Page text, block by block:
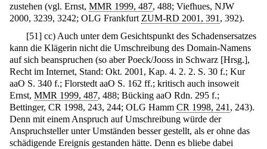
zustehen (vgl. Ernst, MMR 1999, 487, 488; Viefhues, NJW
2000, 3239, 3242; OLG Frankfurt ZUM-RD 2001, 391 , 392).
[51] cc) Auch unter dem Gesichtspunkt des Schadensersatzes
kann die Klägerin nicht die Umschreibung des Domain-Namens
auf sich beanspruchen (so aber Poeck/Jooss in Schwarz [Hrsg.],
Recht im Internet, Stand: Okt. 2001, Kap. 4. 2. 2. S. 30 f.; Kur
aaO S. 340 f.; Florstedt aaO S. 162 ff.; kritisch auch insoweit
Ernst, MMR 1999, 487, 488; Bücking aaO Rdn. 295 f.;
Bettinger, CR 1998, 243, 244; OLG Hamm CR 1998, 241, 243).
Denn mit einem Anspruch auf Umschreibung würde der
Anspruchsteller unter Umständen besser gestellt, als er ohne das
schädigende Ereignis gestanden hätte. Denn es bliebe dabei